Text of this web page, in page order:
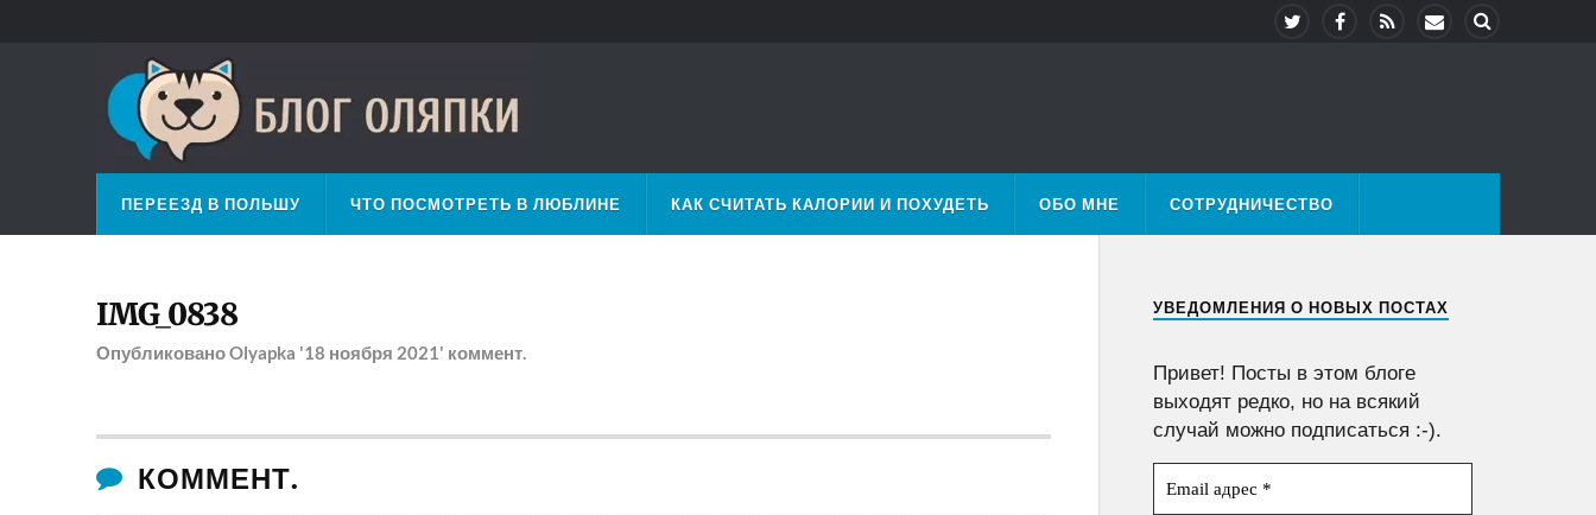
ПЕРЕЕЗД В ПОЛЬШУ ЧТО ПОСМОТРЕТЬ В ЛЮБЛИНЕ КАК СЧИТАТЬ КАЛОРИИ И ПОХУДЕТЬ ОБО МНЕ СОТРУДНИЧЕСТВО
IMG_0838
ОпубликованоOlyapka '18 ноября 2021' коммент.
КОММЕНТ.
УВЕДОМЛЕНИЯ О НОВЫХ ПОСТАХ
Привет! Посты в этом блоге
выходят редко, но на всякий
случай можно подписаться :-).